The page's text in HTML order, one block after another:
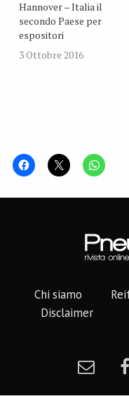
Hannover – Italia il
secondo Paese per
espositori
3 Ottobre 2016
Chi siamo
Disclaimer